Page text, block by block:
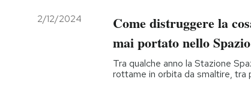
Politica
Storie/Idee
Ok Boomer!
Media
2/12/2024
Come distruggere la
mai portato nello Spazio
Tra qualche anno la Stazione
rottame in orbita da smaltire, tra